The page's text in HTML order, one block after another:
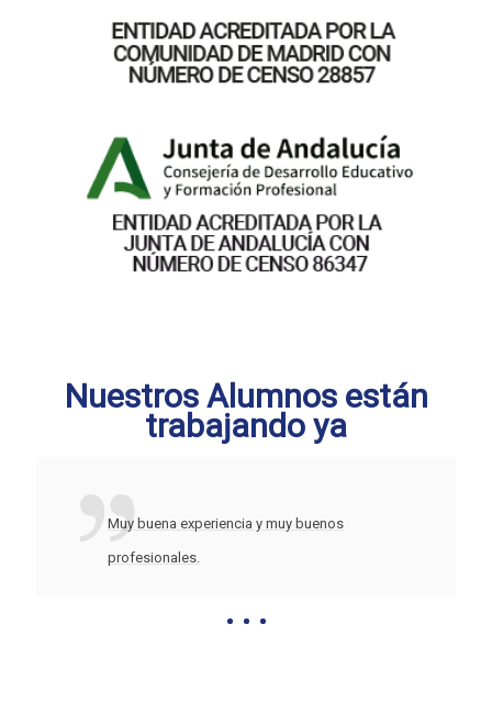
Nuestros Alumnos están
trabajando ya
Muy buena experiencia y muy buenos
profesionales.